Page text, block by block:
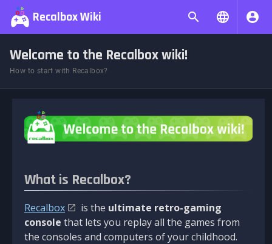
Recalbox Wiki
Welcome to the Recalbox wiki!
How to start with Recalbox?
What is Recalbox?
Recalbox is the ultimate retro-gaming
console that lets you replay all the games from
the consoles and computers of your childhood.